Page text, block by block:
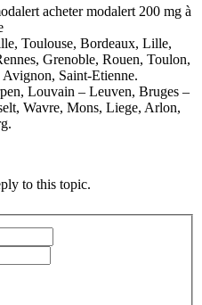
acheter modalert 200 mg à
Toulouse, Bordeaux, Lille,
Grenoble, Rouen, Toulon,
Saint-Etienne.
Louvain – Leuven, Bruges –
Wavre, Mons, Liege, Arlon,
to this topic.